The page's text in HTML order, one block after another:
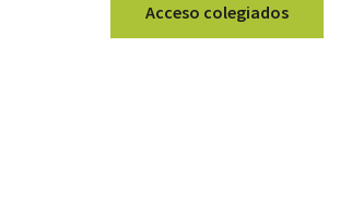
Acceso colegiados